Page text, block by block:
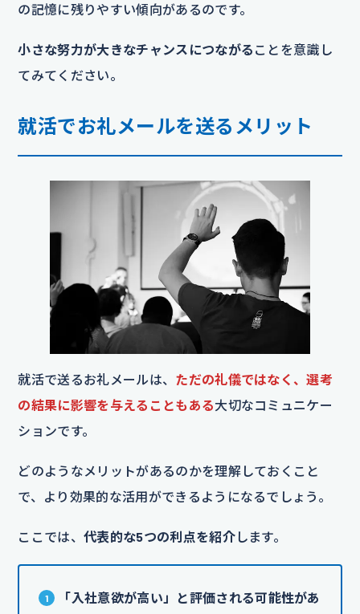
の記憶に残りやすい傾向があるのです。
小さな努力が大きなチャンスにつながる ことを意識し
てみてください。
就活でお礼メールを送るメリット
就活で送るお礼メールは、 ただの礼儀ではなく、選考
の結果に影響を与えることもある大切なコミュニケー
ションです。
どのようなメリットがあるのかを理解しておくこと
で、より効果的な活用ができるようになるでしょう。
ここでは、 代表的な5つの利点を紹介します。
「入社意欲が高い」と評価される可能性があ